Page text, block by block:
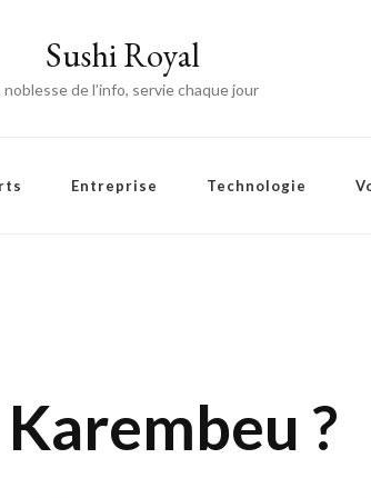
Sushi Royal
noblesse de l’info, servie chaque jour
Entreprise Technologie
?